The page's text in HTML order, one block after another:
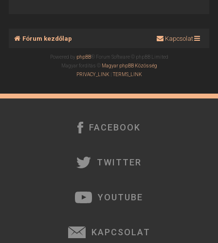
Fórum kezdőlap Kapcsolat
Powered by phpBB® Forum Software © phpBB Limited
Magyar fordítás © Magyar phpBB Közösség
PRIVACY_LINK |TERMS_LINK
FACEBOOK
TWITTER
YOUTUBE
KAPCSOLAT